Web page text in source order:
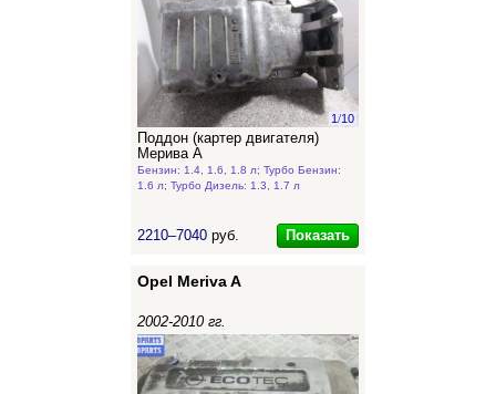
1/10
Поддон (картер двигателя)
Мерива А
Бензин: 1.4, 1.6, 1.8 л; Турбо Бензин:
1.6 л; Турбо Дизель: 1.3, 1.7 л
2210–7040 руб. Показать
Opel Meriva A
2002-2010 гг.